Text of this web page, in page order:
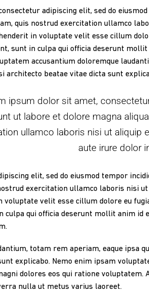
adipiscing elit, sed do
quis nostrud exercitation ullamco
in voluptate velit esse cillum
sunt in culpa qui officia deserunt
accusantium doloremque
beatae vitae dicta sunt
ipsum dolor sit amet,
ut labore et dolore magna
ullamco laboris nisi ut aliquip
aute irure dolor
elit, sed do eiusmod tempor
exercitation ullamco laboris nisi ut
velit esse cillum dolore eu
culpa qui officia deserunt mollit anim id
totam rem aperiam, eaque ipsa
explicabo. Nemo enim ipsam
dolores eos qui ratione voluptatem.
nulla ut metus varius laoreet.